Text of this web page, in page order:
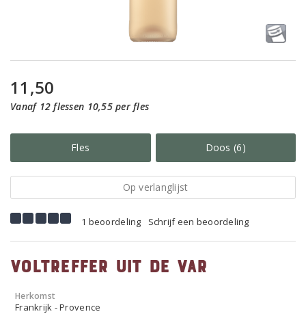
11,50
Vanaf 12 flessen 10,55 per fles
Fles Doos (6)
Op verlanglijst
1 beoordeling Schrijf een beoordeling
Voltreffer uit de Var
Herkomst
Frankrijk - Provence